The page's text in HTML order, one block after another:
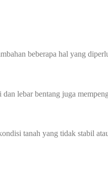
beberapa hal yang
lebar bentang juga
tanah yang tidak stabil